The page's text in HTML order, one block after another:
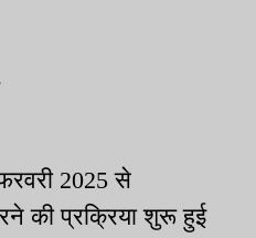
2025 से
की प्रक्रिया शुरू हुई